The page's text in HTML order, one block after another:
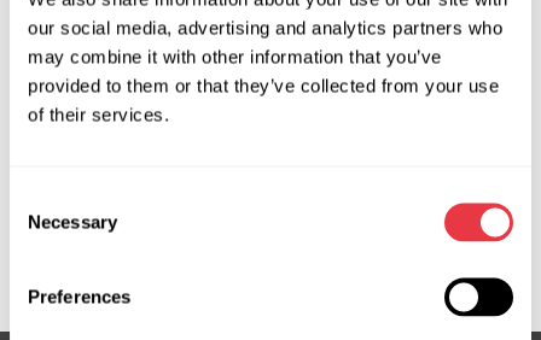
our social media, advertising and analytics partners who
may combine it with other information that you’ve
provided to them or that they’ve collected from your use
of their services.
Selection
Necessary
Preferences
Zapytaj o cenę
OEM
32306772420, 32306773612, 32306777327,